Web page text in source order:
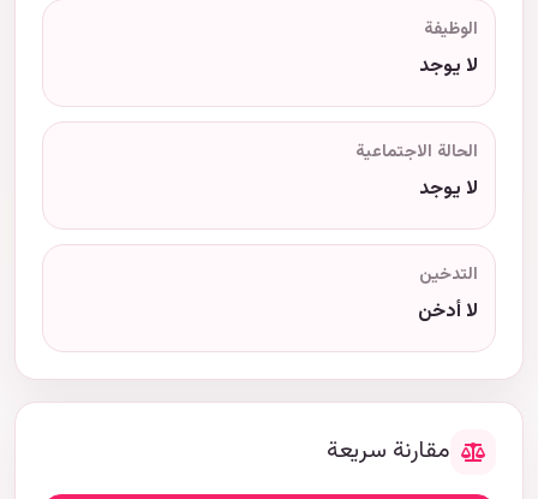
الوظيفة
لا يوجد
الحالة الاجتماعية
لا يوجد
التدخين
لا أدخن
مقارنة سريعة